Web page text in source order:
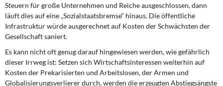
Steuern für große Unternehmen und Reiche ausgeschlossen, dann
läuft dies auf eine „Sozialstaatsbremse“ hinaus. Die öffentliche
Infrastruktur würde ausgerechnet auf Kosten der Schwächsten der
Gesellschaft saniert.
Es kann nicht oft genug darauf hingewiesen werden, wie gefährlich
dieser Irrweg ist: Setzen sich Wirtschaftsinteressen weiterhin auf
Kosten der Prekarisierten und Arbeitslosen, der Armen und
Globalisierungsverlierer durch, werden die erzeugten Abstiegsängste